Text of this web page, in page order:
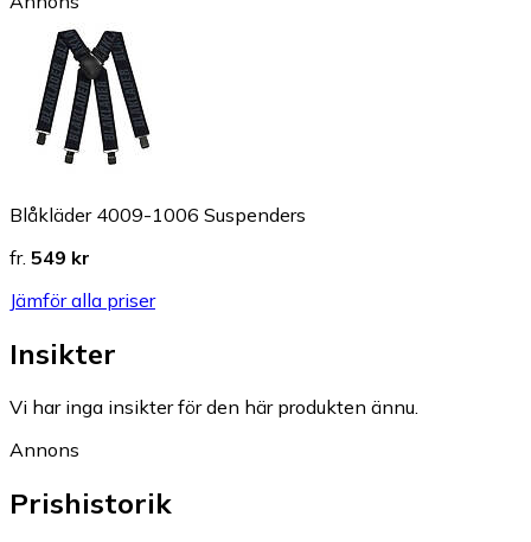
Blåkläder 4009-1006 Suspenders
fr. 549 kr
Jämför alla priser
Insikter
Vi har inga insikter för den här produkten ännu.
Annons
Prishistorik